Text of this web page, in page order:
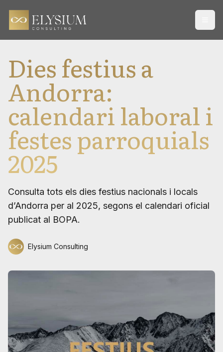
Dies festius a
Andorra:
calendari laboral i
festes parroquials
2025
Consulta tots els dies festius nacionals i locals
d’Andorra per al 2025, segons el calendari oficial
publicat al BOPA.
Elysium Consulting